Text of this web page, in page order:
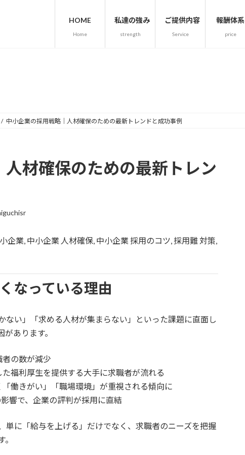
HOME
Home
私達の強み
strength
ご提供内容
Service
報酬体系
price
中小企業の採用戦略｜人材確保のための最新トレンドと成功事例
材確保のための最新トレン
企業, 中小企業 人材確保, 中小企業 採用のコツ, 採用難 対策,
なっている理由
ない」「求める人材が集まらない」といった課題に直面し
あります。
の数が減少
福利厚生を提供する大手に求職者が流れる
働きがい」「職場環境」が重視される傾向に
響で、企業の評判が採用に直結
単に「給与を上げる」だけでなく、求職者のニーズを把握